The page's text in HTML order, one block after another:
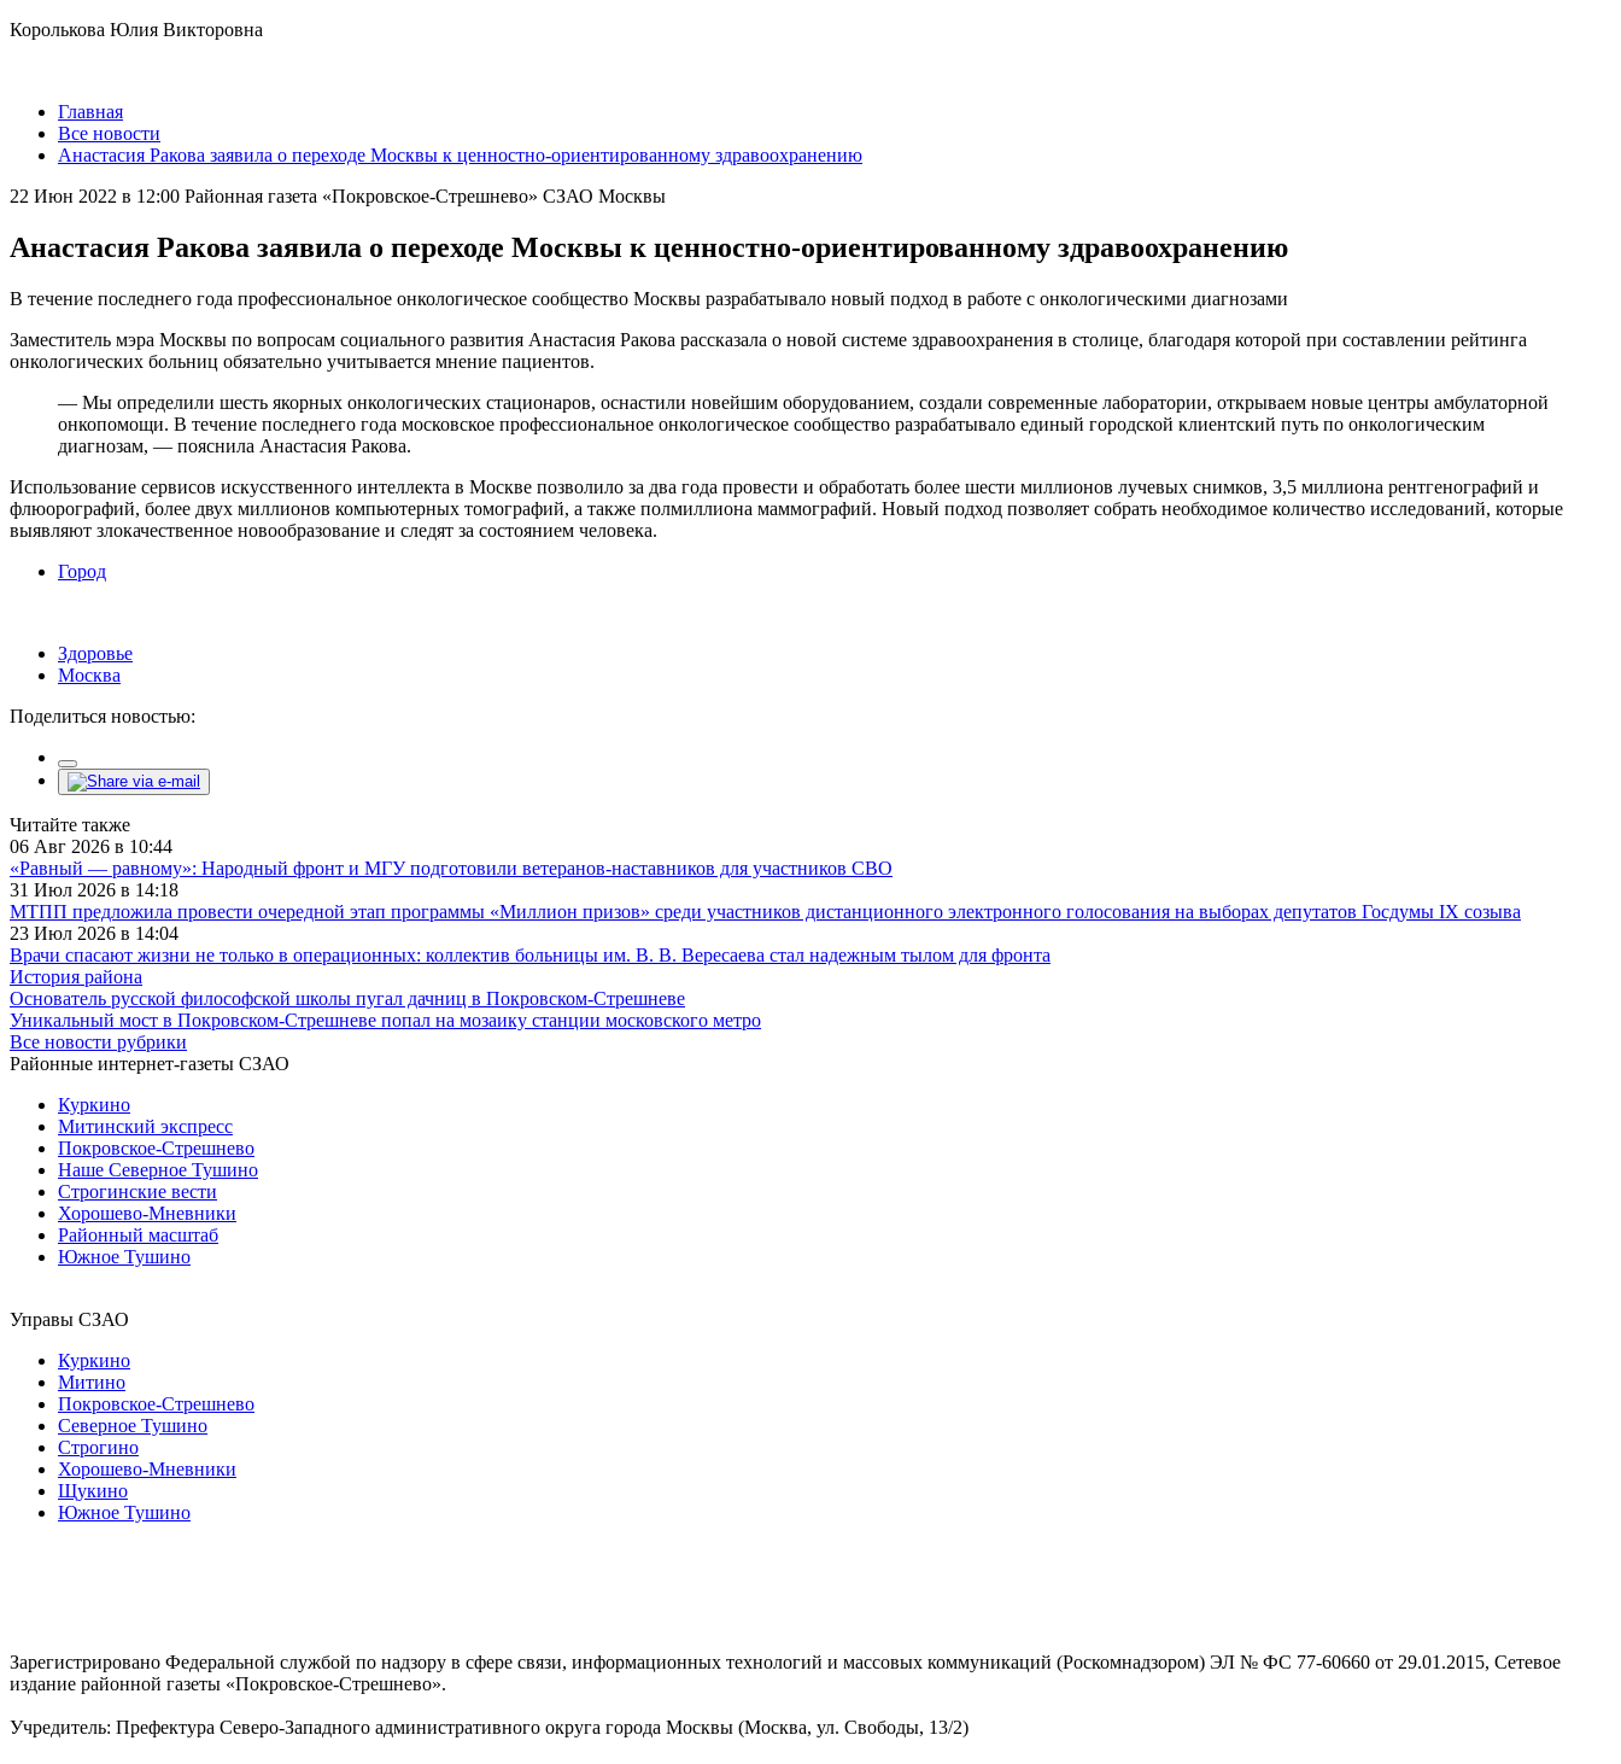
Королькова Юлия Викторовна
Главная
Все новости
Анастасия Ракова заявила о переходе Москвы к ценностно-ориентированному здравоохранению
22 Июн 2022 в 12:00 Районная газета «Покровское-Стрешнево» СЗАО Москвы
Анастасия Ракова заявила о переходе Москвы к ценностно-ориентированному здравоохранению
В течение последнего года профессиональное онкологическое сообщество Москвы разрабатывало новый подход в работе с онкологическими диагнозами
Заместитель мэра Москвы по вопросам социального развития Анастасия Ракова рассказала о новой системе здравоохранения в столице, благодаря которой при составлении рейтинга
онкологических больниц обязательно учитывается мнение пациентов.
— Мы определили шесть якорных онкологических стационаров, оснастили новейшим оборудованием, создали современные лаборатории, открываем новые центры амбулаторной
онкопомощи. В течение последнего года московское профессиональное онкологическое сообщество разрабатывало единый городской клиентский путь по онкологическим
диагнозам, — пояснила Анастасия Ракова.
Использование сервисов искусственного интеллекта в Москве позволило за два года провести и обработать более шести миллионов лучевых снимков, 3,5 миллиона рентгенографий и
флюорографий, более двух миллионов компьютерных томографий, а также полмиллиона маммографий. Новый подход позволяет собрать необходимое количество исследований, которые
выявляют злокачественное новообразование и следят за состоянием человека.
Город
Здоровье
Москва
Поделиться новостью:
Читайте также
06 Авг 2026 в 10:44
«Равный — равному»: Народный фронт и МГУ подготовили ветеранов-наставников для участников СВО
31 Июл 2026 в 14:18
МТПП предложила провести очередной этап программы «Миллион призов» среди участников дистанционного электронного голосования на выборах депутатов Госдумы IX созыва
23 Июл 2026 в 14:04
Врачи спасают жизни не только в операционных: коллектив больницы им. В. В. Вересаева стал надежным тылом для фронта
История района
Основатель русской философской школы пугал дачниц в Покровском-Стрешневе
Уникальный мост в Покровском-Стрешневе попал на мозаику станции московского метро
Все новости рубрики
Районные интернет-газеты СЗАО
Куркино
Митинский экспресс
Покровское-Стрешнево
Наше Северное Тушино
Строгинские вести
Хорошево-Мневники
Районный масштаб
Южное Тушино
Управы СЗАО
Куркино
Митино
Покровское-Стрешнево
Северное Тушино
Строгино
Хорошево-Мневники
Щукино
Южное Тушино
Зарегистрировано Федеральной службой по надзору в сфере связи, информационных технологий и массовых коммуникаций (Роскомнадзором) ЭЛ № ФС 77-60660 от 29.01.2015, Сетевое
издание районной газеты «Покровское-Стрешнево».
Учредитель: Префектура Северо-Западного административного округа города Москвы (Москва, ул. Свободы, 13/2)